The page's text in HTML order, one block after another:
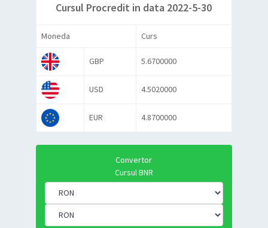
Cursul Procredit in data 2022-5-30
Moneda Curs
GBP 5.6700000
USD 4.5020000
EUR 4.8700000
Convertor
Cursul BNR